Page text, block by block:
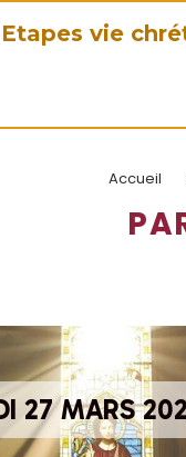
Etapes vie
Accueil
27 MARS